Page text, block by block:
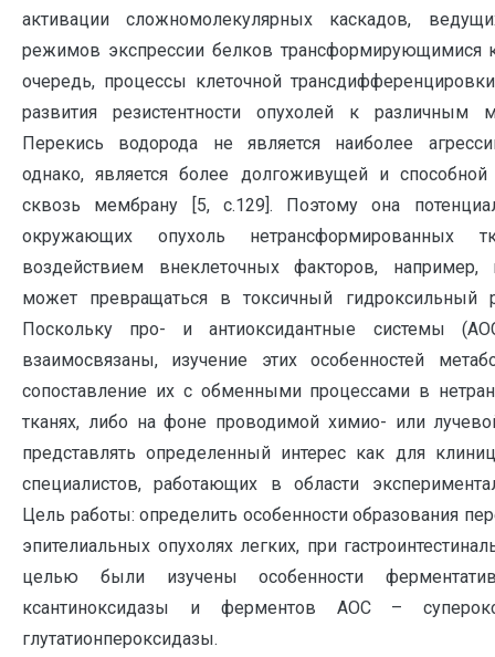
активации сложномолекулярных каскадов,
режимов экспрессии белков трансформирующимися
очередь, процессы клеточной
развития резистентности опухолей к различным
Перекись водорода не является наиболее
однако, является более долгоживущей и
сквозь мембрану [5, с.129]. Поэтому она
окружающих опухоль нетрансформированных
воздействием внеклеточных факторов, например,
может превращаться в токсичный гидроксильный
Поскольку про- и антиоксидантные системы
взаимосвязаны, изучение этих особенностей
сопоставление их с обменными процессами в
тканях, либо на фоне проводимой химио- или
представлять определенный интерес как для
специалистов, работающих в области
Цель работы: определить особенности образования
эпителиальных опухолях легких, при
целью были изучены особенности
ксантиноксидазы и ферментов АОС –
глутатионпероксидазы.